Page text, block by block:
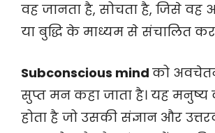
वह जानता है, सोचता है, जिसे वह
या बुद्धि के माध्यम से संचालित
Subconscious mind को
सुप्त मन कहा जाता है। यह मनुष्य
होता है जो उसकी संज्ञान और